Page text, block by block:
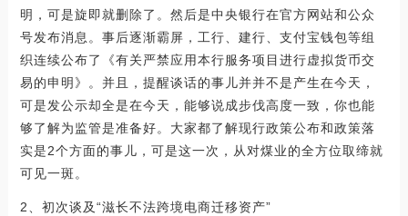
明，可是旋即就删除了。然后是中央银行在官方网站和公众
号发布消息。事后逐渐霸屏，工行、建行、支付宝钱包等组
织连续公布了《有关严禁应用本行服务项目进行虚拟货币交
易的申明》。并且，提醒谈话的事儿并并不是产生在今天，
可是发公示却全是在今天，能够说成步伐高度一致，你也能
够了解为监管是准备好。大家都了解现行政策公布和政策落
实是2个方面的事儿，可是这一次，从对煤业的全方位取缔就
可见一斑。
2、初次谈及“滋长不法跨境电商迁移资产”